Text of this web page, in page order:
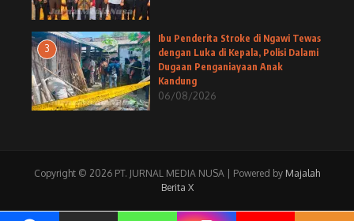
3
Ibu Penderita Stroke di Ngawi Tewas
dengan Luka di Kepala, Polisi Dalami
Dugaan Penganiayaan Anak
Kandung
06/08/2026
Copyright © 2026 PT. JURNAL MEDIA NUSA | Powered by Majalah
Berita X